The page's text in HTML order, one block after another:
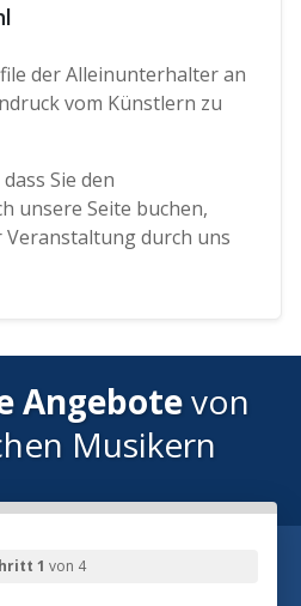
der Alleinunterhalter an
vom Künstlern zu
Sie den
unsere Seite buchen,
Veranstaltung durch uns
Angebotevon
Musikern
1 von 4